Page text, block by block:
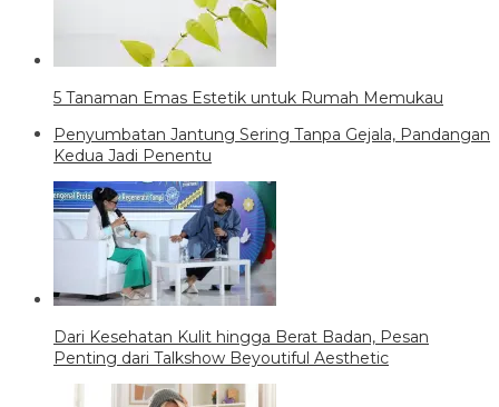
5 Tanaman Emas Estetik untuk Rumah Memukau
Penyumbatan Jantung Sering Tanpa Gejala, Pandangan
Kedua Jadi Penentu
Dari Kesehatan Kulit hingga Berat Badan, Pesan
Penting dari Talkshow Beyoutiful Aesthetic